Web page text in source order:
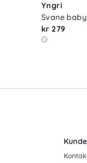
Yngri
Svane
kr 279